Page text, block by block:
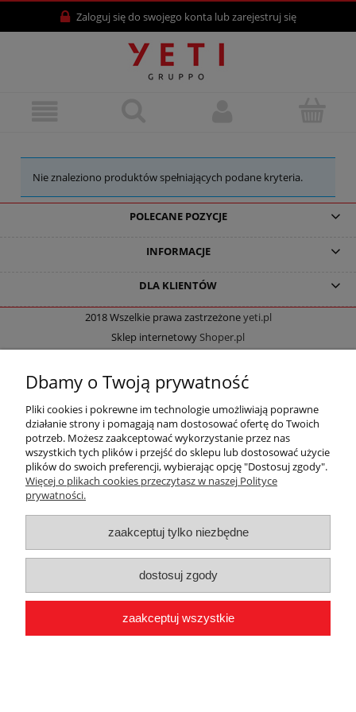
Zaloguj siędo swojego konta lubzarejestruj się
Nie znaleziono produktów spełniających podane kryteria.
POLECANE POZYCJE
INFORMACJE
DLA KLIENTÓW
2018 Wszelkie prawa zastrzeżoneyeti.pl
Sklep internetowy Shoper.pl
pokaż pełną wersję strony
Dbamy o Twoją prywatność
Pliki cookies i pokrewne im technologie umożliwiają poprawne
działanie strony i pomagają nam dostosować ofertę do Twoich
potrzeb. Możesz zaakceptować wykorzystanie przez nas
wszystkich tych plików i przejść do sklepu lub dostosować użycie
plików do swoich preferencji, wybierając opcję "Dostosuj zgody".
Więcej o plikach cookies przeczytasz w naszej Polityce
prywatności.
zaakceptuj tylko niezbędne
dostosuj zgody
zaakceptuj wszystkie